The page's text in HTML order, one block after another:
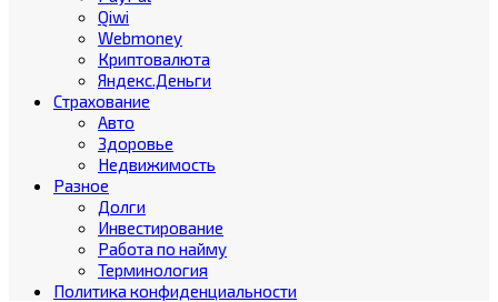
Qiwi
Webmoney
Криптовалюта
Яндекс.Деньги
Страхование
Авто
Здоровье
Недвижимость
Разное
Долги
Инвестирование
Работа по найму
Терминология
Политика конфиденциальности